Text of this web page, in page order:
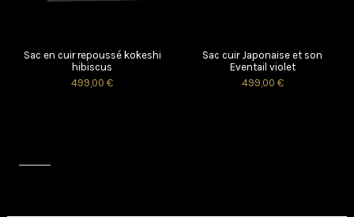
Sac en cuir repoussé kokeshi
hibiscus
499,00 €
Sac cuir Japonaise et son
Eventail violet
499,00 €